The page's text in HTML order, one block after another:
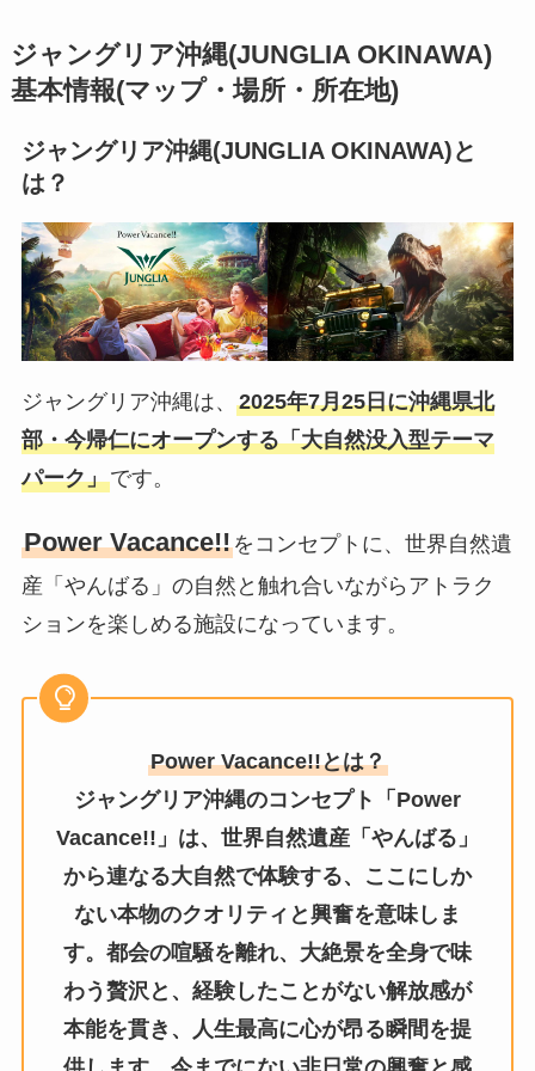
ジャングリア沖縄(JUNGLIA OKINAWA)
基本情報(マップ・場所・所在地)
ジャングリア沖縄(JUNGLIA OKINAWA)と
は？
ジャングリア沖縄は、 2025年7月25日に沖縄県北
部・今帰仁にオープンする「大自然没入型テーマ
パーク」です。
Power Vacance!!をコンセプトに、世界自然遺
産「やんばる」の自然と触れ合いながらアトラク
ションを楽しめる施設になっています。
Power Vacance!!とは？
ジャングリア沖縄のコンセプト「Power
Vacance!!」は、世界自然遺産「やんばる」
から連なる大自然で体験する、ここにしか
ない本物のクオリティと興奮を意味しま
す。都会の喧騒を離れ、大絶景を全身で味
わう贅沢と、経験したことがない解放感が
本能を貫き、人生最高に心が昂る瞬間を提